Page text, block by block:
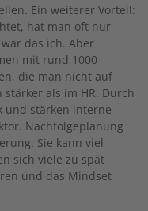
Ein weiterer Vorteil:
hat man oft nur
das ich. Aber
mit rund 1000
die man nicht auf
als im HR. Durch
und stärken interne
Nachfolgeplanung
Sie kann viel
sich viele zu spät
und das Mindset